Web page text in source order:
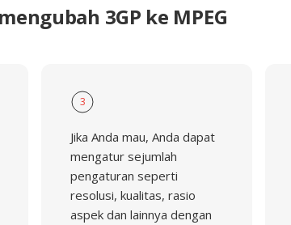
3GP ke MPEG
3
Jika Anda mau, Anda dapat
mengatur sejumlah
pengaturan seperti
resolusi, kualitas, rasio
aspek dan lainnya dengan